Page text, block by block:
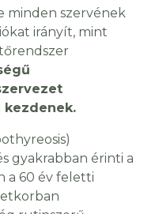
minden szervének
irányít, mint
kezdenek.
gyakrabban érinti a
a 60 év feletti